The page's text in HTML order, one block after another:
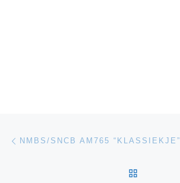
Post navigation
NMBS/SNCB AM765 “KLASSIEKJE”